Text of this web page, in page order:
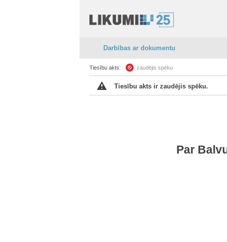
Darbības ar dokumentu
Tiesību akts: zaudējis spēku
Tiesību akts ir zaudējis spēku.
Par